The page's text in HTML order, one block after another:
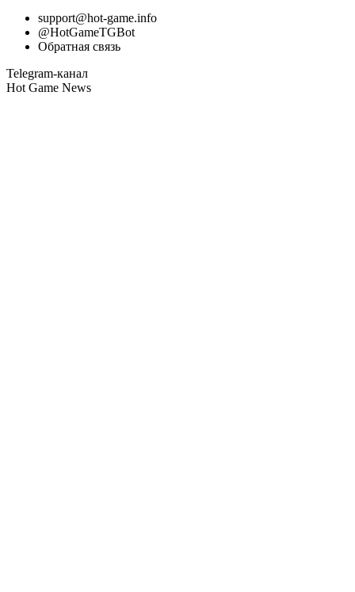
support@hot-game.info
@HotGameTGBot
Обратная связь
Telegram-канал
Hot Game News